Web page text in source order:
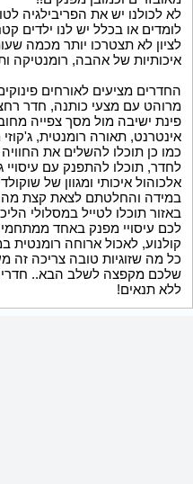
לא לכולנו יש את הפריבילגיה
לומדים או בכלל יש לנו ילדים
לציון לא תצטרכו יותר מכמה
איכותיות של אהבה, רומנטיקה
החדרים מציעים לאורחים
מרוהט עם מצעי כותנה, חדר
פינת ישיבה מול מסך צפייה
אינטרנט, תאורה רומנטית, ג'קוזי
כמו כן תוכלו להשלים את
לחדר, תוכלו להתפנק עם עיסויי
אלכוהול איכותי ומגוון של
במידה והחלטתם לצאת קצת
באזור תוכלו לטייל במסלולי
לכם עיסויי מפנק באחד
קולנוע, לאכול ארוחה רומנטית
כל מה שזוגיות טובה צריכה זה
שלכם מקפצה לשלב הבא..
ללא תנאים!